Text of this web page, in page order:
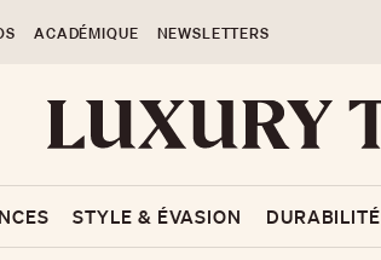
ACADÉMIQUE NEWSLETTERS
STYLE & ÉVASION DURABILITÉ